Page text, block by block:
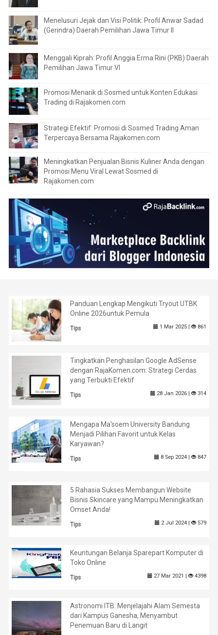
Menelusuri Jejak dan Visi Politik: Profil Anwar Sadad
(Gerindra) Daerah Pemilihan Jawa Timur II
Menggali Kiprah: Profil Anggia Erma Rini (PKB) Daerah
Pemilihan Jawa Timur VI
Promosi Menarik di Sosmed untuk Konten Edukasi
Trading di Rajakomen.com
Strategi Efektif: Promosi di Sosmed Trading Aman
Terpercaya Bersama Rajakomen.com
Meningkatkan Penjualan Bisnis Kuliner Anda dengan
Promosi Menu Viral Lewat Sosmed di
Rajakomen.com
Panduan Lengkap Mengikuti Tryout UTBK
Online 2026untuk Pemula
Tips 1 Mar 2025 | 861
Tingkatkan Penghasilan Google AdSense
dengan RajaKomen.com: Strategi Cerdas
yang Terbukti Efektif
Tips 28 Jan 2026 | 314
Mengapa Ma'soem University Bandung
Menjadi Pilihan Favorit untuk Kelas
Karyawan?
Tips 8 Sep 2024 | 847
5 Rahasia Sukses Membangun Website
Bisnis Skincare yang Mampu Meningkatkan
Omset Anda!
Tips 2 Jul 2024 | 579
Keuntungan Belanja Sparepart Komputer di
Toko Online
Tips 27 Mar 2021 | 4398
Astronomi ITB: Menjelajahi Alam Semesta
dari Kampus Ganesha, Menyambut
Penemuan Baru di Langit